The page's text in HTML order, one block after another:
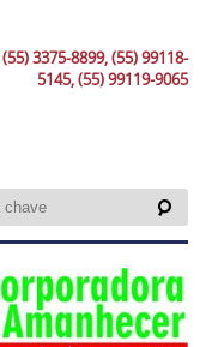
(55) 3375-8899, (55) 99118-
5145, (55) 99119-9065